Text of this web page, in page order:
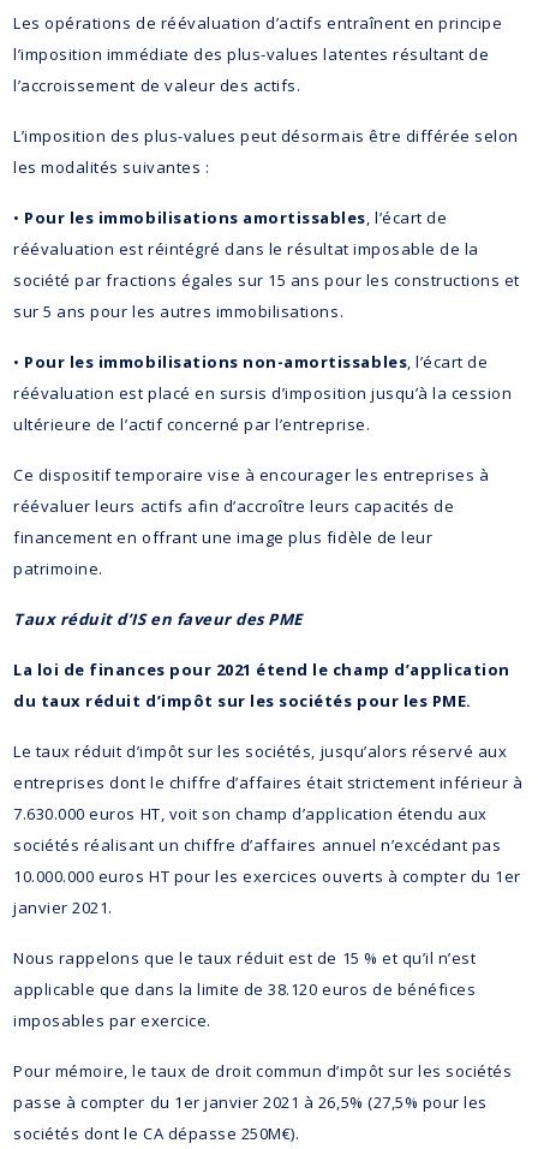
Les opérations de réévaluation d’actifs entraînent en principe
l’imposition immédiate des plus-values latentes résultant de
l’accroissement de valeur des actifs.
L’imposition des plus-values peut désormais être différée selon
les modalités suivantes :
• Pour les immobilisations amortissables , l’écart de
réévaluation est réintégré dans le résultat imposable de la
société par fractions égales sur 15 ans pour les constructions et
sur 5 ans pour les autres immobilisations.
• Pour les immobilisations non-amortissables , l’écart de
réévaluation est placé en sursis d’imposition jusqu’à la cession
ultérieure de l’actif concerné par l’entreprise.
Ce dispositif temporaire vise à encourager les entreprises à
réévaluer leurs actifs afin d’accroître leurs capacités de
financement en offrant une image plus fidèle de leur
patrimoine.
Taux réduit d’IS en faveur des PME
La loi de finances pour 2021 étend le champ d’application
du taux réduit d’impôt sur les sociétés pour les PME.
Le taux réduit d’impôt sur les sociétés, jusqu’alors réservé aux
entreprises dont le chiffre d’affaires était strictement inférieur à
7.630.000 euros HT, voit son champ d’application étendu aux
sociétés réalisant un chiffre d’affaires annuel n’excédant pas
10.000.000 euros HT pour les exercices ouverts à compter du 1er
janvier 2021.
Nous rappelons que le taux réduit est de 15 % et qu’il n’est
applicable que dans la limite de 38.120 euros de bénéfices
imposables par exercice.
Pour mémoire, le taux de droit commun d’impôt sur les sociétés
passe à compter du 1er janvier 2021 à 26,5% (27,5% pour les
sociétés dont le CA dépasse 250M€).